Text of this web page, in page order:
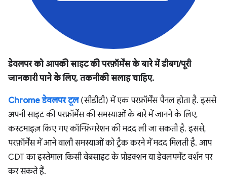
डेवलपर को आपकी साइट की परफ़ॉर्मेंस के बारे में डीबग/पूरी
जानकारी पाने के लिए, तकनीकी सलाह चाहिए.
Chrome डेवलपर टूल(सीडीटी) में एक परफ़ॉर्मेंस पैनल होता है. इससे
अपनी साइट की परफ़ॉर्मेंस की समस्याओं के बारे में जानने के लिए,
कस्टमाइज़ किए गए कॉन्फ़िगरेशन की मदद ली जा सकती है. इससे,
परफ़ॉर्मेंस में आने वाली समस्याओं को ट्रैक करने में मदद मिलती है. आप
CDT का इस्तेमाल किसी वेबसाइट के प्रोडक्शन या डेवलपमेंट वर्शन पर
कर सकते हैं.